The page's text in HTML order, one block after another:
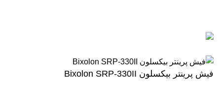
فیش پرینتر بیکسلون Bixolon SRP-330II